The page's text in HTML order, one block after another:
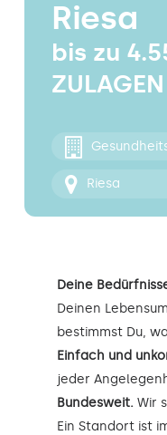
KontaktRiesa
bis zu
ZULAGEN
Riesa
Deine
Deinen
bestimmst Du,
Einfach und
jeder
Bundesweit. Wir
Ein Standort ist